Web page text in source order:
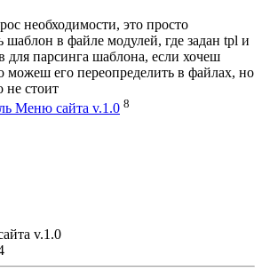
необходимости, это просто
шаблон в файле модулей, где задан tpl и
для парсинга шаблона, если хочеш
можеш его переопределить в файлах, но
не стоит
Меню сайта v.1.0 8
v.1.0